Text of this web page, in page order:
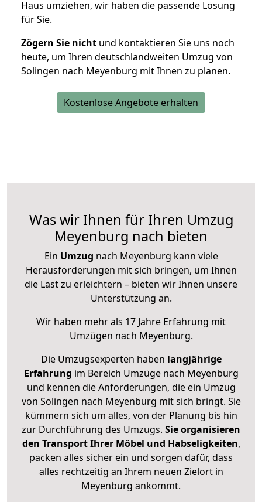
Haus umziehen, wir haben die passende Lösung
für Sie.
Zögern Sie nicht und kontaktieren Sie uns noch
heute, um Ihren deutschlandweiten Umzug von
Solingen nach Meyenburg mit Ihnen zu planen.
Kostenlose Angebote erhalten
Was wir Ihnen für Ihren Umzug
Meyenburg nach bieten
Ein Umzug nach Meyenburg kann viele
Herausforderungen mit sich bringen, um Ihnen
die Last zu erleichtern – bieten wir Ihnen unsere
Unterstützung an.
Wir haben mehr als 17 Jahre Erfahrung mit
Umzügen nach Meyenburg.
Die Umzugsexperten haben langjährige
Erfahrung im Bereich Umzüge nach Meyenburg
und kennen die Anforderungen, die ein Umzug
von Solingen nach Meyenburg mit sich bringt. Sie
kümmern sich um alles, von der Planung bis hin
zur Durchführung des Umzugs. Sie organisieren
den Transport Ihrer Möbel und Habseligkeiten,
packen alles sicher ein und sorgen dafür, dass
alles rechtzeitig an Ihrem neuen Zielort in
Meyenburg ankommt.